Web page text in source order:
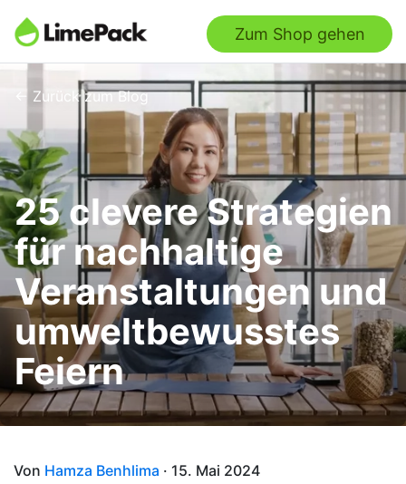
Zum Shop gehen
← Zurück zum Blog
25 clevere Strategien
für nachhaltige
Veranstaltungen und
umweltbewusstes
Feiern
Von Hamza Benhlima · 15. Mai 2024